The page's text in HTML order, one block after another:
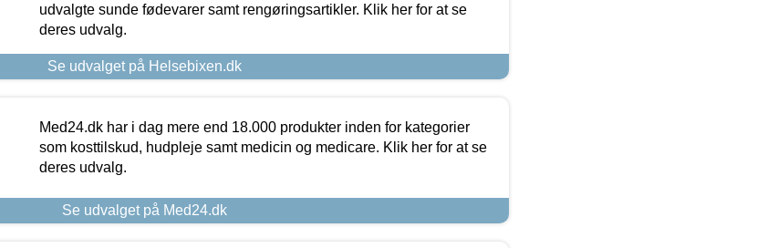
udvalgte sunde fødevarer samt rengøringsartikler. Klik her for at se
deres udvalg.
Se udvalget på Helsebixen.dk
Med24.dk har i dag mere end 18.000 produkter inden for kategorier
som kosttilskud, hudpleje samt medicin og medicare. Klik her for at se
deres udvalg.
Se udvalget på Med24.dk